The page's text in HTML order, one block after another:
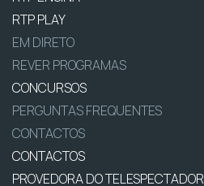
RTP PLAY
EM DIRETO
REVER PROGRAMAS
CONCURSOS
PERGUNTAS FREQUENTES
CONTACTOS
CONTACTOS
PROVEDORA DO TELESPECTADOR